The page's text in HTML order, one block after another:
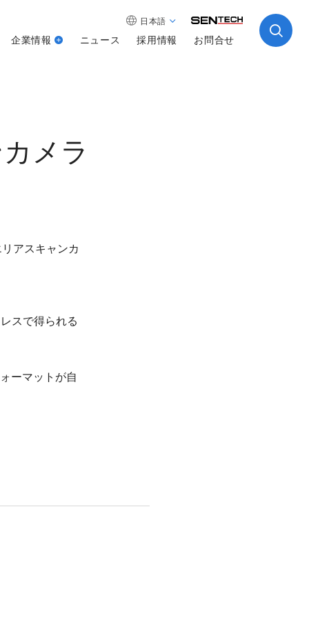
日本語
企業情報 ニュース 採用情報 お問合せ
メラ
アスキャンカ
スで得られる
ーマットが自